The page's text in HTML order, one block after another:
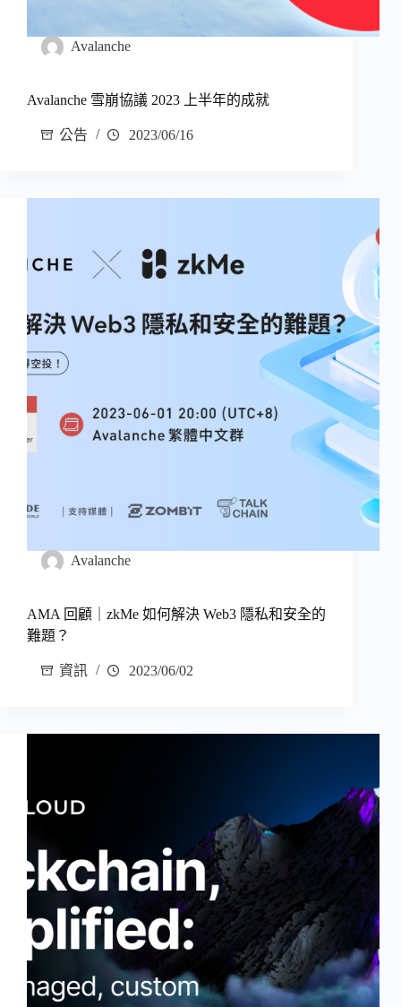
Avalanche
Avalanche 雪崩協議 2023 上半年的成就
公告 2023/06/16
Avalanche
AMA 回顧｜zkMe 如何解決 Web3 隱私和安全的
難題？
資訊 2023/06/02